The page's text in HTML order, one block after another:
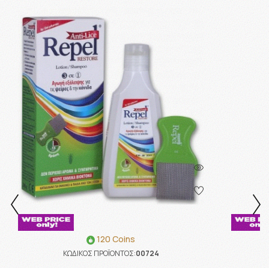
120 Coins
ΚΩΔΙΚΟΣ ΠΡΟΪΟΝΤΟΣ:00724